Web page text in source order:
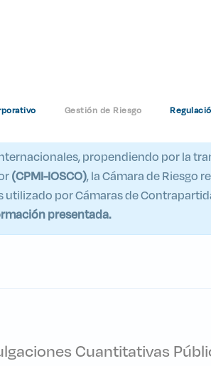
Gestión de Riesgo
propendiendo por la
(CPMI-IOSCO), la Cámara de Riesgo
utilizado por Cámaras de
presentada.
Cuantitativas